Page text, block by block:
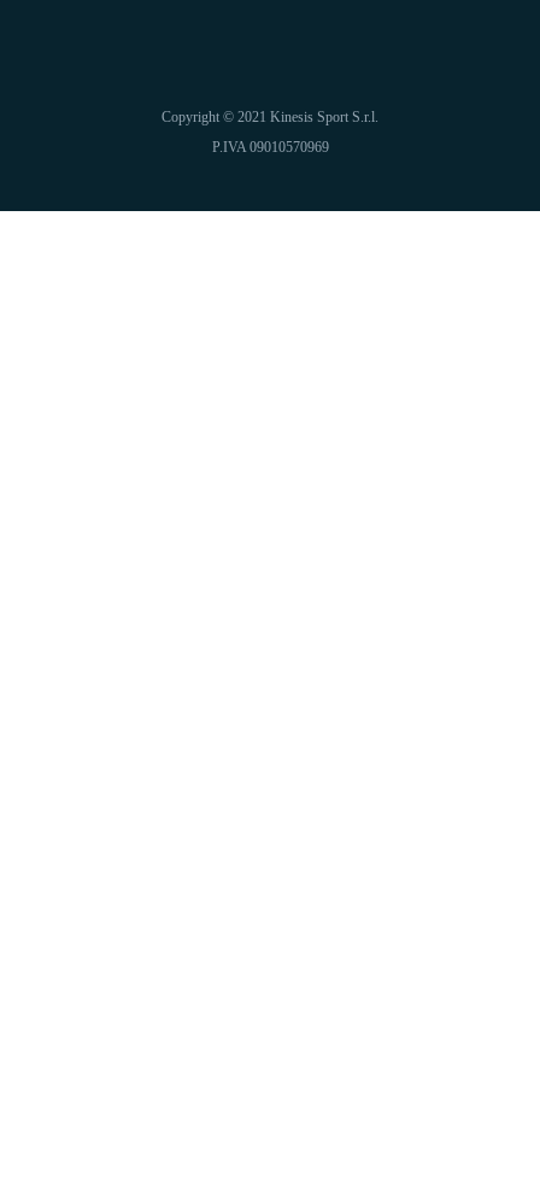
Copyright © 2021 Kinesis Sport S.r.l.
P.IVA 09010570969